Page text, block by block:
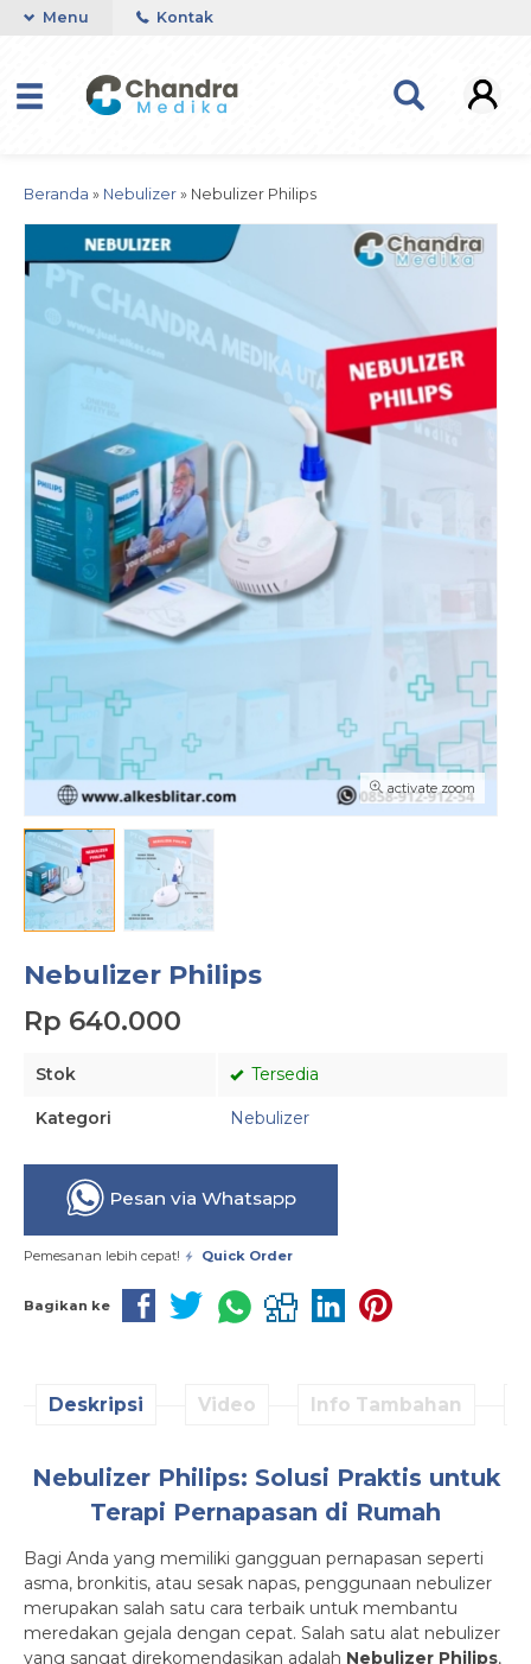
Menu Kontak
Beranda » Nebulizer » Nebulizer Philips
activate zoom
Nebulizer Philips
Rp 640.000
Stok Tersedia
Kategori Nebulizer
Pesan via Whatsapp
Pemesanan lebih cepat! Quick Order
Bagikan ke
Deskripsi Video Info Tambahan
Nebulizer Philips: Solusi Praktis untuk
Terapi Pernapasan di Rumah
Bagi Anda yang memiliki gangguan pernapasan seperti
asma, bronkitis, atau sesak napas, penggunaan nebulizer
merupakan salah satu cara terbaik untuk membantu
meredakan gejala dengan cepat. Salah satu alat nebulizer
yang sangat direkomendasikan adalah Nebulizer Philips,